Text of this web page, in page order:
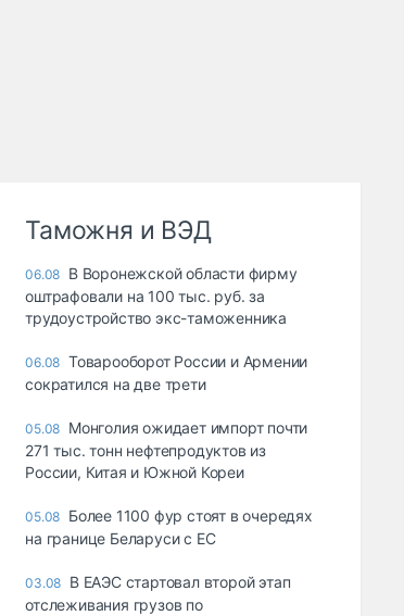
Таможня и ВЭД
06.08 В Воронежской области фирму
оштрафовали на 100 тыс. руб. за
трудоустройство экс-таможенника
06.08 Товарооборот России и Армении
сократился на две трети
05.08 Монголия ожидает импорт почти
271 тыс. тонн нефтепродуктов из
России, Китая и Южной Кореи
05.08 Более 1100 фур стоят в очередях
на границе Беларуси с ЕС
03.08 В ЕАЭС стартовал второй этап
отслеживания грузов по